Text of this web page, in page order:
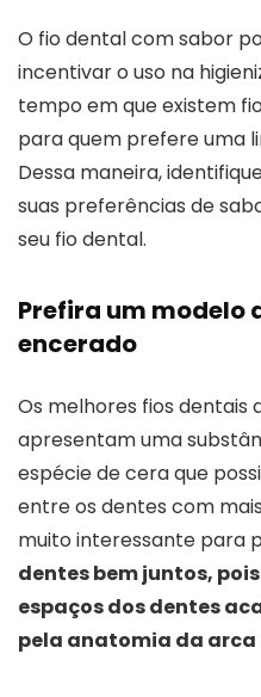
O fio dental com sabor
incentivar o uso na
tempo em que existem
para quem prefere uma
Dessa maneira,
suas preferências de
seu fio dental.
Prefira um modelo
encerado
Os melhores fios dentais
apresentam uma
espécie de cera que
entre os dentes com
muito interessante para
dentes bem juntos,
espaços dos dentes
pela anatomia da